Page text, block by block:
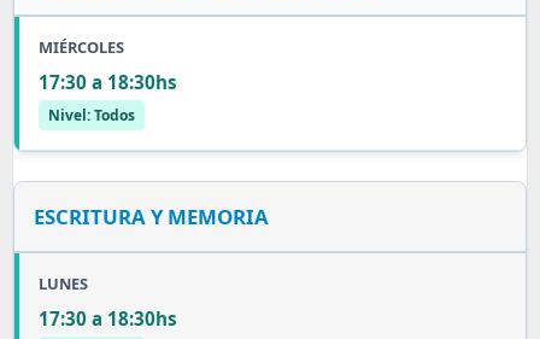
MIÉRCOLES
17:30 a 18:30hs
Nivel: Todos
ESCRITURA Y MEMORIA
LUNES
17:30 a 18:30hs